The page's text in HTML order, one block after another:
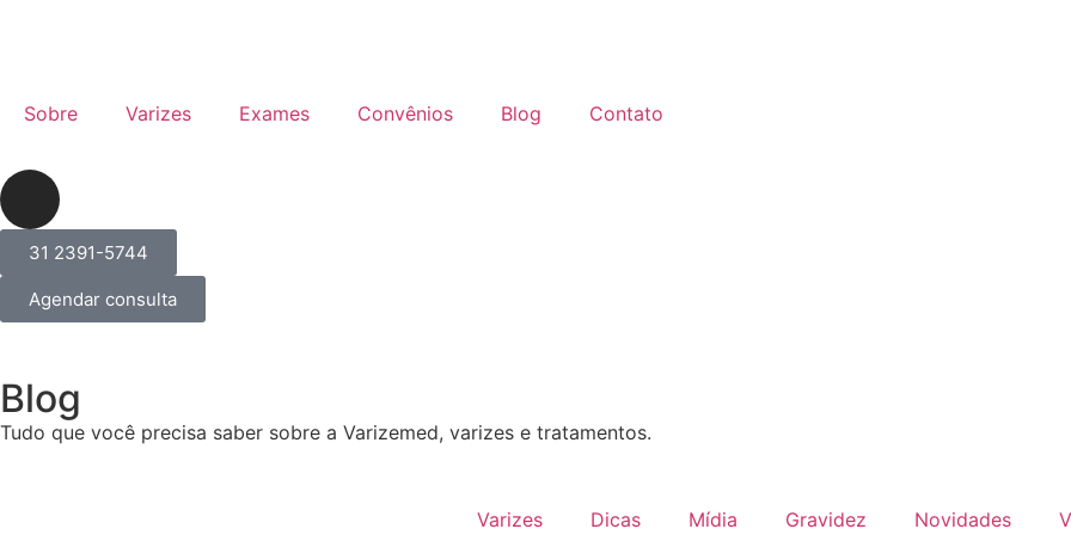
Sobre Varizes Exames Convênios Blog Contato
31 2391-5744
Agendar consulta
Blog
Tudo que você precisa saber sobre a Varizemed, varizes e tratamentos.
Varizes Dicas Mídia Gravidez Novidades